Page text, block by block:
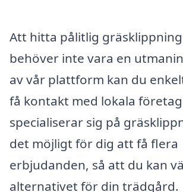
Att hitta pålitlig
behöver inte vara en
av vår plattform kan du
få kontakt med lokala
specialiserar sig på
det möjligt för dig att få flera
erbjudanden, så att du kan
alternativet för din trädgård.